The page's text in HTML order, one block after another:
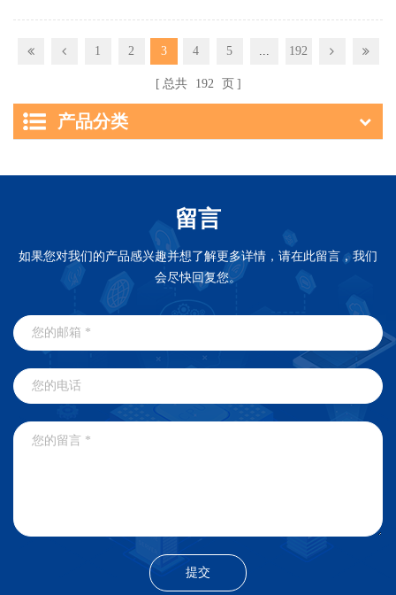
1 2 3 4 5 ... 192
总共 192 页
产品分类
留言
如果您对我们的产品感兴趣并想了解更多详情，请在此留言，我们
会尽快回复您。